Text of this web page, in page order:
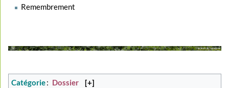
Remembrement
Catégorie: Dossier [+]